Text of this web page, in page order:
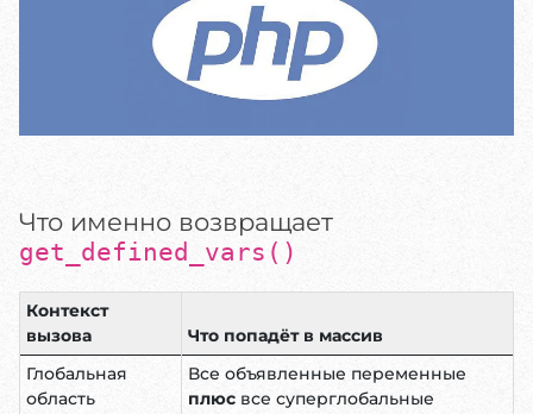
Что именно возвращает
get_defined_vars()
Контекст
вызова
Что попадёт в массив
Глобальная
область
Все объявленные переменные
плюс все суперглобальные